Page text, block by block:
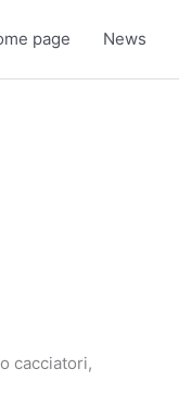
page News
cacciatori,